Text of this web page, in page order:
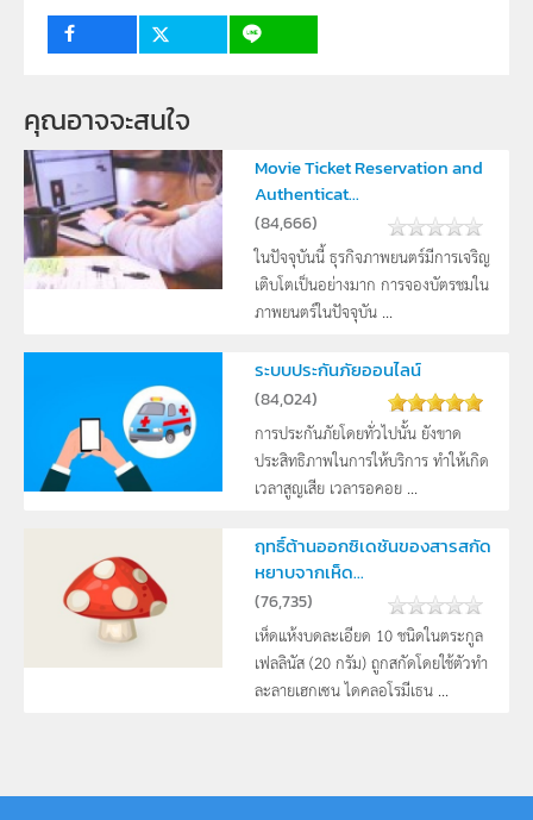
ระดับชั้น
คุณอาจจะสนใจ
Movie Ticket Reservation and
Authenticat...
(84,666)
ในปัจจุบันนี้ ธุรกิจภาพยนตร์มีการเจริญ
เติบโตเป็นอย่างมาก การจองบัตรชมใน
ภาพยนตร์ในปัจจุบัน ...
ระบบประกันภัยออนไลน์
(84,024)
การประกันภัยโดยทั่วไปนั้น ยังขาด
ประสิทธิภาพในการให้บริการ ทำให้เกิด
เวลาสูญเสีย เวลารอคอย ...
ฤทธิ์ต้านออกซิเดชันของสารสกัด
หยาบจากเห็ด...
(76,735)
เห็ดแห้งบดละเอียด 10 ชนิดในตระกูล
เฟลลินัส (20 กรัม) ถูกสกัดโดยใช้ตัวทำ
ละลายเฮกเซน ไดคลอโรมีเธน ...